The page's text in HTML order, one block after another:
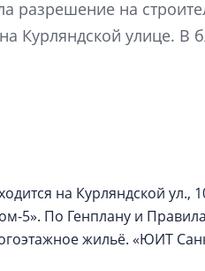
разрешение на
Курляндской улице. В
на Курляндской ул.,
5». По Генплану и
жильё. «ЮИТ